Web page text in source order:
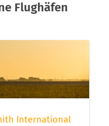
Flughäfen
International